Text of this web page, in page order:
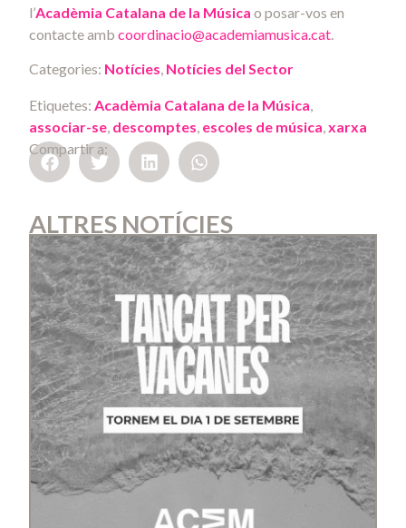
l’Acadèmia Catalana de la Música o posar-vos en
contacte amb coordinacio@academiamusica.cat
Categories: Notícies, Notícies del Sector
Etiquetes: Acadèmia Catalana de la Música,
associar-se, descomptes, escoles de música,xarxa
Compartir a:
ALTRES NOTÍCIES